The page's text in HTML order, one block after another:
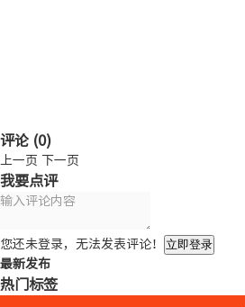
评论 (0)
上一页 下一页
我要点评
您还未登录，无法发表评论！ 立即登录
最新发布
热门标签